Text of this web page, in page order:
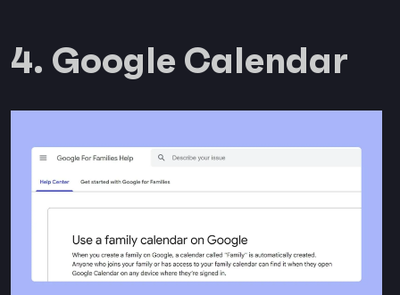
4. Google Calendar